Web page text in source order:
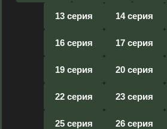
13 серия 14 серия
16 серия 17 серия
19 серия 20 серия
22 серия 23 серия
25 серия 26 серия